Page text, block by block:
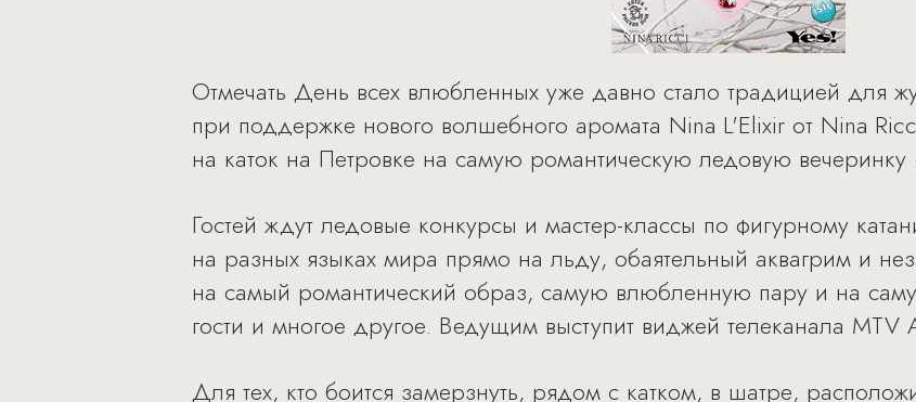
Отмечать День всех влюбленных уже давно стало традицией для
при поддержке нового волшебного аромата Nina L'Elixir от Nina
на каток на Петровке на самую романтическую ледовую вечеринку
Гостей ждут ледовые конкурсы и мастер-классы по фигурному
на разных языках мира прямо на льду, обаятельный аквагрим и
на самый романтический образ, самую влюбленную пару и на
гости и многое другое. Ведущим выступит виджей телеканала MTV
Для тех, кто боится замерзнуть, рядом с катком, в шатре,